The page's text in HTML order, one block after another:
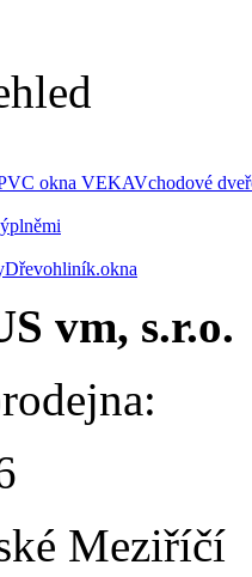
okna VEKAVchodové
Dřevohliník.okna
vm, s.r.o.
Meziříčí